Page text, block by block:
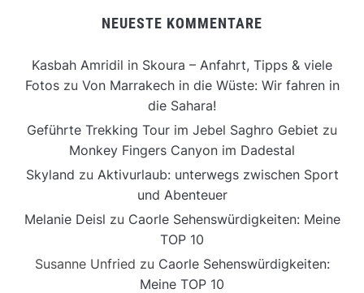
NEUESTE KOMMENTARE
Kasbah Amridil in Skoura – Anfahrt, Tipps & viele
Fotoszu Von Marrakech in die Wüste: Wir fahren in
die Sahara!
Geführte Trekking Tour im Jebel Saghro Gebiet zu
Monkey Fingers Canyon im Dadestal
Skyland zu Aktivurlaub: unterwegs zwischen Sport
und Abenteuer
Melanie Deisl zu Caorle Sehenswürdigkeiten: Meine
TOP 10
Susanne Unfried zu Caorle Sehenswürdigkeiten:
Meine TOP 10